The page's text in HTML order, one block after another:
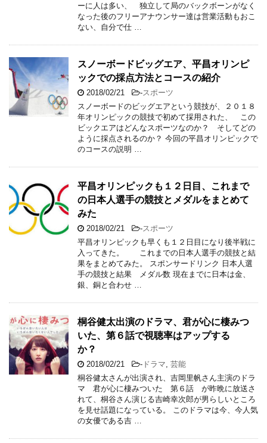
ーに人は多い、 独立して局のバックボーンがなく
なった後のフリーアナウンサー達は営業活動もおこ
ない、自分で仕 …
スノーボードビッグエア、平昌オリンピ
ックでの採点方法とコースの紹介
2018/02/21 -スポーツ
スノーボードのビッグエアという競技が、２０１８
年オリンピックの競技で初めて採用された、 この
ビックエアはどんなスポーツなのか？ そしてどの
ように採点されるのか？ 今回の平昌オリンピックで
のコースの説明 …
平昌オリンピックも１２日目、これまで
の日本人選手の競技とメダルをまとめて
みた
2018/02/21 -スポーツ
平昌オリンピックも早くも１２日目になり後半戦に
入ってきた。 これまでの日本人選手の競技と結
果をまとめてみた。 スポンサードリンク 日本人選
手の競技と結果 メダル数 現在までに日本は金、
銀、銅と合わせ …
桐谷健太出演のドラマ、君が心に棲みつ
いた、第６話で視聴率はアップする
か？
2018/02/21 - ドラマ 芸能
桐谷健太さんが出演され、吉岡里帆さん主演のドラ
マ 君が心に棲みついた 第６話 が昨晩に放送さ
れて、桐谷さん演じる吉崎幸次郎が男らしいところ
を見せ話題になっている。 このドラマは今、今人気
の女優である吉 …